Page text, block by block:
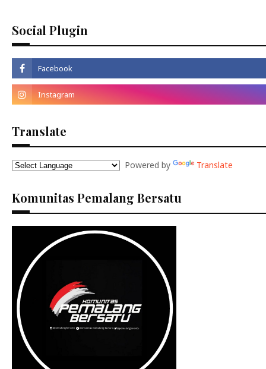
Social Plugin
Translate
Powered by Translate
Komunitas Pemalang Bersatu